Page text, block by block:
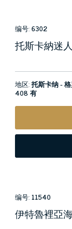
编号:6302
托斯卡納迷
地区:托斯卡纳 -
408 有
编号: 11540
伊特魯裡亞